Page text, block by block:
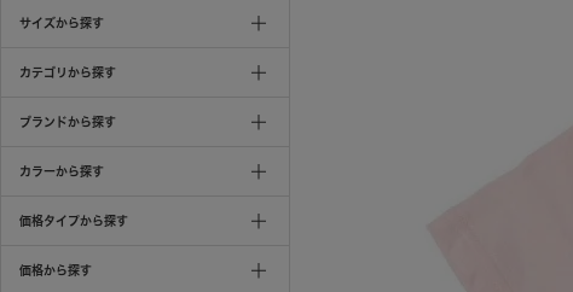
サイズから探す
カテゴリから探す
ブランドから探す
カラーから探す
価格タイプから探す
価格から探す